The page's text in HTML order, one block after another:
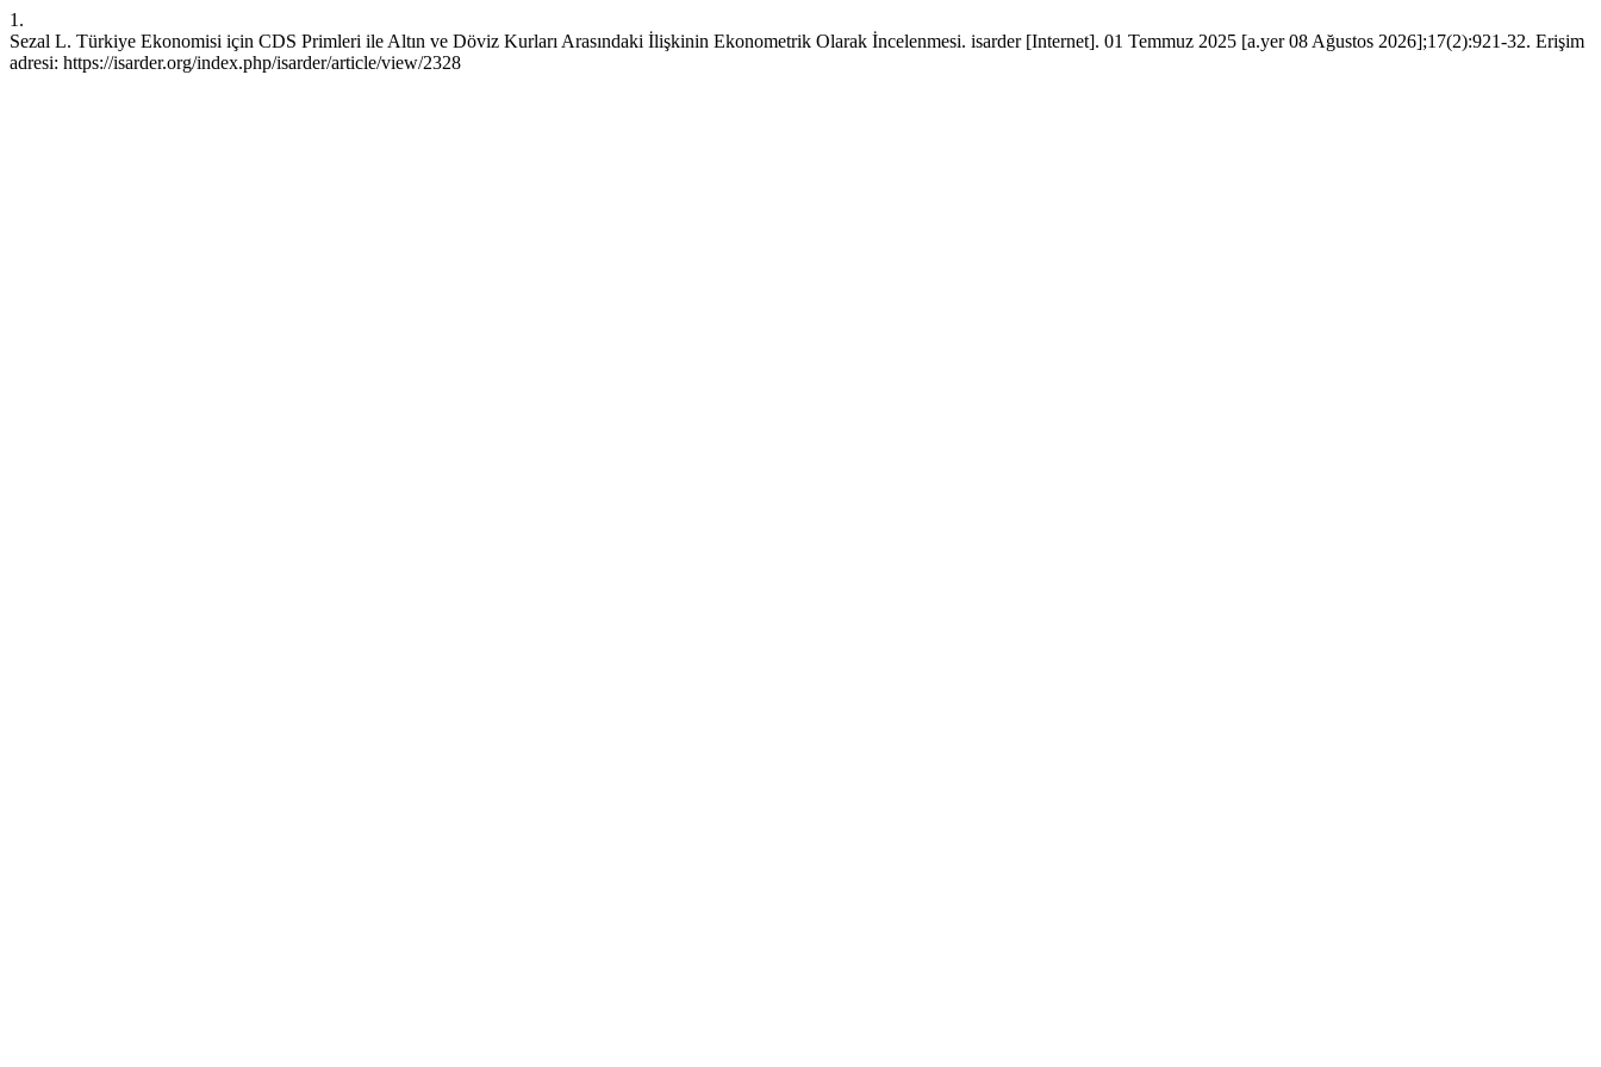
1.
Sezal L. Türkiye Ekonomisi için CDS Primleri ile Altın ve Döviz Kurları Arasındaki İlişkinin Ekonometrik Olarak İncelenmesi. isarder [Internet]. 01 Temmuz 2025 [a.yer 08 Ağustos 2026];17(2):921-32. Erişim
adresi: https://isarder.org/index.php/isarder/article/view/2328